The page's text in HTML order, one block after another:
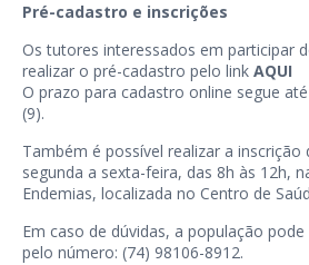
Pré-cadastro e inscrições
Os tutores interessados em participar
realizar o pré-cadastro pelo link AQUI
O prazo para cadastro online segue
(9).
Também é possível realizar a
segunda a sexta-feira, das 8h às 12h,
Endemias, localizada no Centro de
Em caso de dúvidas, a população
pelo número: (74) 98106-8912.